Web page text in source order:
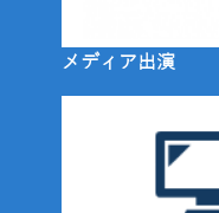
メディア出演